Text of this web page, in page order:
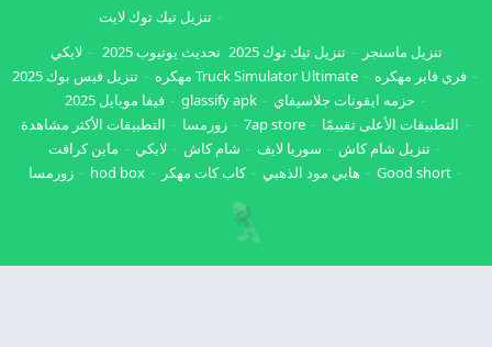
تنزيل ماسنجر تنزيل تيك توك 2025
تنزيل تيك توك لايت
تحديث يوتيوب 2025
لايكي
فري فاير مهكره
Truck Simulator Ultimate مهكره
تنزيل فيس بوك 2025
حزمه ايقونات جلاسيفاي
glassify apk
فيفا موبايل 2025
التطبيقات الأعلى تقييمًا
7ap store زورمسا
التطبيقات الأكثر مشاهدة
تنزيل شام كاش
سوريا لايف شام كاش لايكي
ماين كرافت
Good short
هابي مود الذهبي كاب كات مهكر hod box زورمسا